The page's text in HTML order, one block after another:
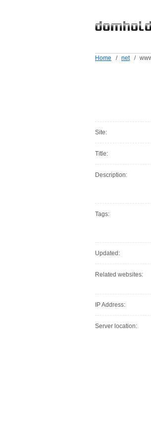
Home / net /
Site:
Title:
Description:
Tags:
Updated:
Related websites:
IP Address:
Server location: